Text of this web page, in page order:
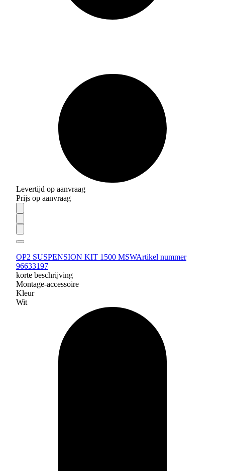
Levertijd op aanvraag
Prijs op aanvraag
OP2 SUSPENSION KIT 1500 MSWArtikel nummer
96633197
korte beschrijving
Montage-accessoire
Kleur
Wit